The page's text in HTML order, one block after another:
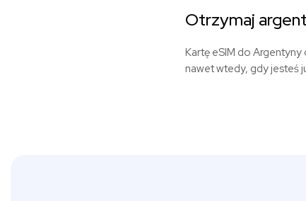
Otrzymaj
Kartę eSIM do
nawet wtedy, gdy jesteś